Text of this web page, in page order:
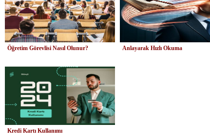
Öğretim Görevlisi Nasıl Olunur? Anlayarak Hızlı Okuma
Kredi Kartı Kullanımı